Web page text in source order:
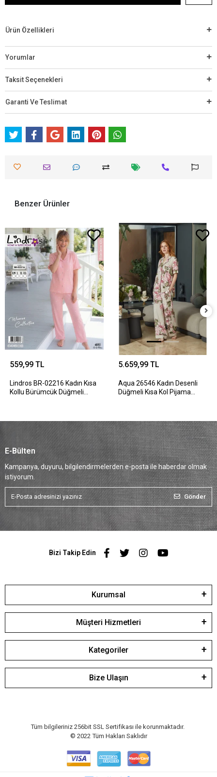
Ürün Özellikleri
Yorumlar
Taksit Seçenekleri
Garanti Ve Teslimat
Benzer Ürünler
559,99 TL
Lindros BR-02216 Kadın Kısa
Kollu Bürümcük Düğmeli
5.659,99 TL
Aqua 26546 Kadın Desenli
Düğmeli Kısa Kol Pijama
E-Bülten
Kampanya, duyuru, bilgilendirmelerden e-posta ile haberdar olmak
istiyorum.
Gönder
Bizi Takip Edin
Kurumsal
Müşteri Hizmetleri
Kategoriler
Bize Ulaşın
Tüm bilgileriniz 256bit SSL Sertifikası ile korunmaktadır.
© 2022 Tüm Hakları Saklıdır